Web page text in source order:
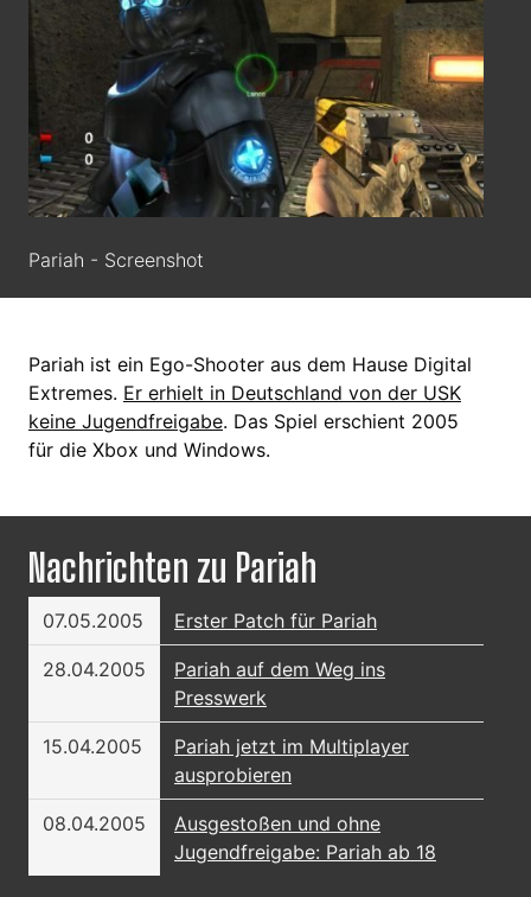
Pariah - Screenshot
Pariah ist ein Ego-Shooter aus dem Hause Digital
Extremes. Er erhielt in Deutschland von der USK
keine Jugendfreigabe. Das Spiel erschient 2005
für die Xbox und Windows.
Nachrichten zu Pariah
07.05.2005 Erster Patch für Pariah
28.04.2005
Pariah auf dem Weg ins
Presswerk
15.04.2005
Pariah jetzt im Multiplayer
ausprobieren
08.04.2005
Ausgestoßen und ohne
Jugendfreigabe: Pariah ab 18